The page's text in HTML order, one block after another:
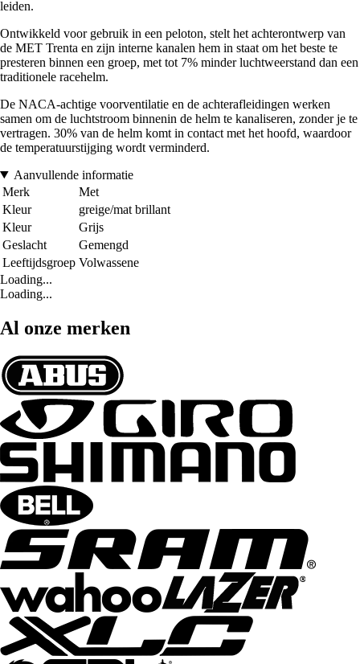
leiden.
Ontwikkeld voor gebruik in een peloton, stelt het achterontwerp van
de MET Trenta en zijn interne kanalen hem in staat om het beste te
presteren binnen een groep, met tot 7% minder luchtweerstand dan een
traditionele racehelm.
De NACA-achtige voorventilatie en de achterafleidingen werken
samen om de luchtstroom binnenin de helm te kanaliseren, zonder je te
vertragen. 30% van de helm komt in contact met het hoofd, waardoor
de temperatuurstijging wordt verminderd.
Aanvullende informatie
Merk
Met
Kleur
greige/mat brillant
Kleur
Grijs
Geslacht
Gemengd
Leeftijdsgroep Volwassene
Loading...
Loading...
Al onze merken